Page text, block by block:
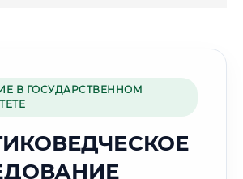
обучения "Судебная экспертиза"
обучения "Экспертиза"
В ГОСУДАРСТВЕННОМ